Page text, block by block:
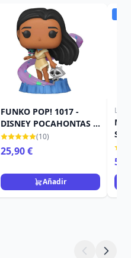
FUNKO POP! 1017 -
DISNEY POCAHONTAS -
ULTIMATE PRINCESA
POCAHONTAS
(10)
25,90 €
Añadir